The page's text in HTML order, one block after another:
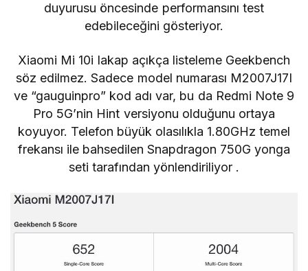
duyurusu öncesinde performansını test
edebileceğini gösteriyor.
Xiaomi Mi 10i lakap açıkça listeleme Geekbench
söz edilmez. Sadece model numarası M2007J17I
ve “gauguinpro” kod adı var, bu da Redmi Note 9
Pro 5G’nin Hint versiyonu olduğunu ortaya
koyuyor. Telefon büyük olasılıkla 1.80GHz temel
frekansı ile bahsedilen Snapdragon 750G yonga
seti tarafından yönlendiriliyor .